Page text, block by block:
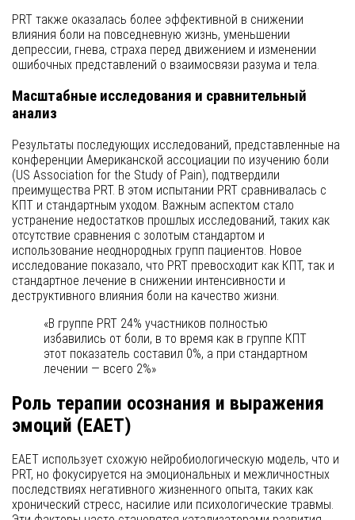
PRT также оказалась более эффективной в снижении
влияния боли на повседневную жизнь, уменьшении
депрессии, гнева, страха перед движением и изменении
ошибочных представлений о взаимосвязи разума и тела.
Масштабные исследования и сравнительный
анализ
Результаты последующих исследований, представленные на
конференции Американской ассоциации по изучению боли
(US Association for the Study of Pain), подтвердили
преимущества PRT. В этом испытании PRT сравнивалась с
КПТ и стандартным уходом. Важным аспектом стало
устранение недостатков прошлых исследований, таких как
отсутствие сравнения с золотым стандартом и
использование неоднородных групп пациентов. Новое
исследование показало, что PRT превосходит как КПТ, так и
стандартное лечение в снижении интенсивности и
деструктивного влияния боли на качество жизни.
«В группе PRT 24% участников полностью
избавились от боли, в то время как в группе КПТ
этот показатель составил 0%, а при стандартном
лечении — всего 2%»
Роль терапии осознания и выражения
эмоций (EAET)
EAET использует схожую нейробиологическую модель, что и
PRT, но фокусируется на эмоциональных и межличностных
последствиях негативного жизненного опыта, таких как
хронический стресс, насилие или психологические травмы.